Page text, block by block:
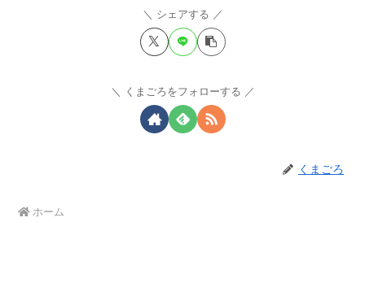
シェアする
くまごろをフォローする
くまごろ
ホーム